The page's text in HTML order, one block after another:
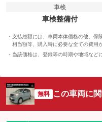
車検
車検整備付
支払総額には、車両本体価格の他、保
相当額等、購入時に必要な全ての費用
当該価格は、登録等の時期や地域など
無料 この車両に